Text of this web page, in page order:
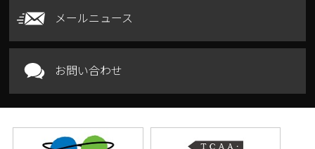
メールニュース
お問い合わせ